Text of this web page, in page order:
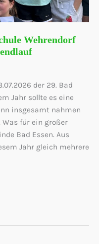
Wehrendorf
der 29. Bad
Jahr sollte es eine
insgesamt nahmen
Was für ein großer
Bad Essen. Aus
Jahr gleich mehrere